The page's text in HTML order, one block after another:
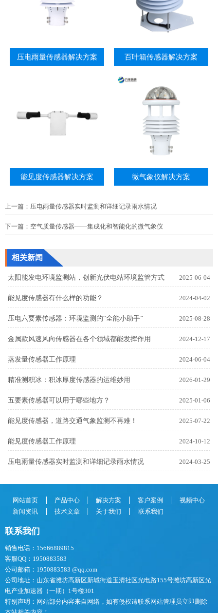
压电雨量传感器解决方案 百叶箱传感器解决方案
能见度传感器解决方案 微气象仪解决方案
上一篇： 压电雨量传感器实时监测和详细记录雨水情况
下一篇： 空气质量传感器——集成化和智能化的微气象仪
相关新闻
太阳能发电环境监测站，创新光伏电站环境监管方式 2025-06-04
能见度传感器有什么样的功能？ 2024-04-02
压电六要素传感器：环境监测的“全能小助手” 2025-08-28
金属款风速风向传感器在各个领域都能发挥作用 2024-12-17
蒸发量传感器工作原理 2024-06-04
精准测积冰：积冰厚度传感器的运维妙用 2026-01-29
五要素传感器可以用于哪些地方？ 2025-01-06
能见度传感器，道路交通气象监测不再难！ 2025-07-22
能见度传感器工作原理 2024-10-12
压电雨量传感器实时监测和详细记录雨水情况 2024-03-25
网站首页 产品中心 解决方案 客户案例
视频中心
新闻资讯
技术文章 关于我们 联系我们
联系我们
销售电话：15666889815
客服QQ：1950883583
公司邮箱：1950883583 @qq.com
公司地址：山东省潍坊高新区新城街道玉清社区光电路155号潍坊高新区光
电产业加速器（一期）1号楼301
特别声明：网站部分内容来自网络，如有侵权请联系网站管理员立即删除